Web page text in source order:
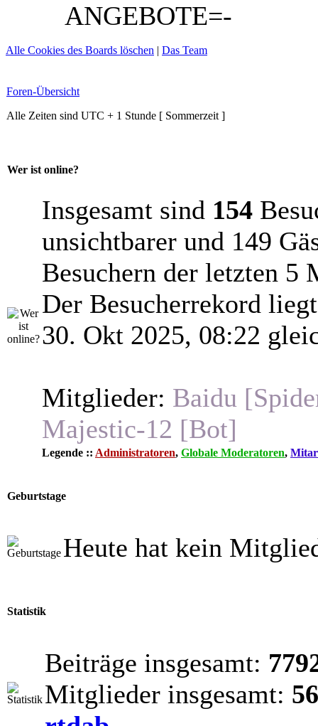
ANGEBOTE=-
Alle Cookies des Boards löschen | Das Team
Foren-Übersicht
Alle Zeiten sind UTC + 1 Stunde [ Sommerzeit ]
Wer ist online?
Insgesamt sind 154
unsichtbarer und 149
Besuchern der letzten 5
Der Besucherrekord
30. Okt 2025, 08:22
Mitglieder: Baidu
Majestic-12 [Bot]
Legende :: Administratoren, Globale Moderatoren,
Geburtstage
Heute hat kein
Statistik
Beiträge insgesamt:
Mitglieder insgesamt: